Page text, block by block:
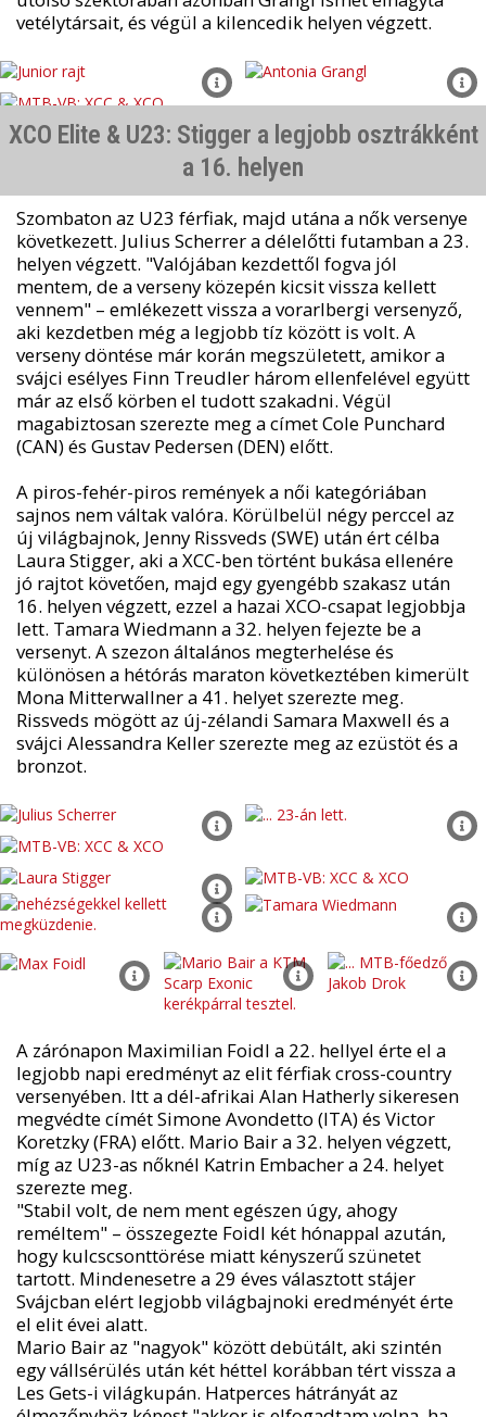
vetélytársait, és végül a kilencedik helyen végzett.
XCO Elite & U23: Stigger a legjobb osztrákként
a 16. helyen
Szombaton az U23 férfiak, majd utána a nők versenye
következett. Julius Scherrer a délelőtti futamban a 23.
helyen végzett. "Valójában kezdettől fogva jól
mentem, de a verseny közepén kicsit vissza kellett
vennem" – emlékezett vissza a vorarlbergi versenyző,
aki kezdetben még a legjobb tíz között is volt. A
verseny döntése már korán megszületett, amikor a
svájci esélyes Finn Treudler három ellenfelével együtt
már az első körben el tudott szakadni. Végül
magabiztosan szerezte meg a címet Cole Punchard
(CAN) és Gustav Pedersen (DEN) előtt.
A piros-fehér-piros remények a női kategóriában
sajnos nem váltak valóra. Körülbelül négy perccel az
új világbajnok, Jenny Rissveds (SWE) után ért célba
Laura Stigger, aki a XCC-ben történt bukása ellenére
jó rajtot követően, majd egy gyengébb szakasz után
16. helyen végzett, ezzel a hazai XCO-csapat legjobbja
lett. Tamara Wiedmann a 32. helyen fejezte be a
versenyt. A szezon általános megterhelése és
különösen a hétórás maraton következtében kimerült
Mona Mitterwallner a 41. helyet szerezte meg.
Rissveds mögött az új-zélandi Samara Maxwell és a
svájci Alessandra Keller szerezte meg az ezüstöt és a
bronzot.
A zárónapon Maximilian Foidl a 22. hellyel érte el a
legjobb napi eredményt az elit férfiak cross-country
versenyében. Itt a dél-afrikai Alan Hatherly sikeresen
megvédte címét Simone Avondetto (ITA) és Victor
Koretzky (FRA) előtt. Mario Bair a 32. helyen végzett,
míg az U23-as nőknél Katrin Embacher a 24. helyet
szerezte meg.
"Stabil volt, de nem ment egészen úgy, ahogy
reméltem" – összegezte Foidl két hónappal azután,
hogy kulcscsonttörése miatt kényszerű szünetet
tartott. Mindenesetre a 29 éves választott stájer
Svájcban elért legjobb világbajnoki eredményét érte
el elit évei alatt.
Mario Bair az "nagyok" között debütált, aki szintén
egy vállsérülés után két héttel korábban tért vissza a
Les Gets-i világkupán. Hatperces hátrányát az